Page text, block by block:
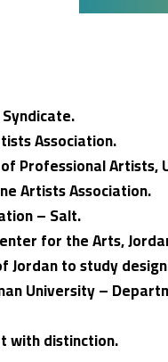
Association.
Professional Artists,
Artists Association.
– Salt.
for the Arts,
Jordan to study
University –
with distinction.